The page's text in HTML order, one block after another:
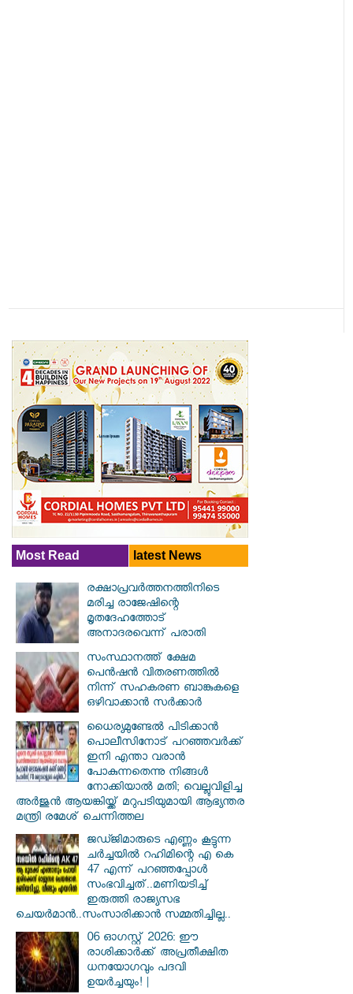
Most Read latest News
രക്ഷാപ്രവര്‍ത്തനത്തിനിടെ
മരിച്ച രാജേഷിന്റെ
മൃതദേഹത്തോട്
അനാദരവെന്ന് പരാതി
സംസ്ഥാനത്ത് ക്ഷേമ
പെൻഷൻ വിതരണത്തിൽ
നിന്ന് സഹകരണ ബാങ്കുകളെ
ഒഴിവാക്കാൻ സർക്കാർ
ധൈര്യമുണ്ടേൽ പിടിക്കാൻ
പൊലീസിനോട് പറഞ്ഞവർക്ക്
ഇനി എന്താ വരാൻ
പോകുന്നതെന്നു നിങ്ങൾ
നോക്കിയാൽ മതി; വെല്ലുവിളിച്ച
അർജുൻ ആയങ്കിയ്ക്ക് മറുപടിയുമായി ആഭ്യന്തര
മന്ത്രി രമേശ് ചെന്നിത്തല
ജഡ്ജിമാരുടെ എണ്ണം കൂട്ടുന്ന
ചർച്ചയിൽ റഹിമിന്റെ എ കെ
47 എന്ന് പറഞ്ഞപ്പോൾ
സംഭവിച്ചത്..മണിയടിച്ച്
ഇരുത്തി രാജ്യസഭ
ചെയർമാൻ..സംസാരിക്കാൻ സമ്മതിച്ചില്ല..
06 ഓഗസ്റ്റ് 2026: ഈ
രാശിക്കാർക്ക് അപ്രതീക്ഷിത
ധനയോഗവും പദവി
ഉയർച്ചയും! |